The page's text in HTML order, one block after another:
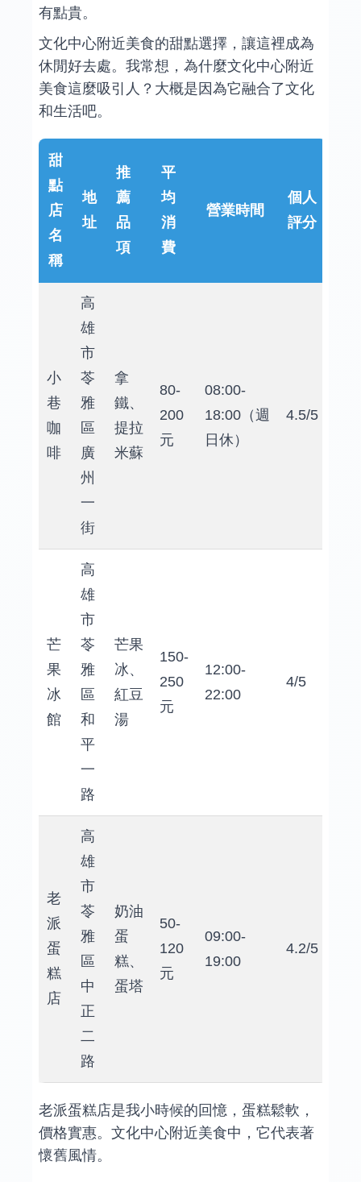
有點貴。
文化中心附近美食的甜點選擇，讓這裡成為
休閒好去處。我常想，為什麼文化中心附近
美食這麼吸引人？大概是因為它融合了文化
和生活吧。
甜
點
店
名
稱
地
址
推
薦
品
項
平
均
消
費
營業時間
個人
評分
小
巷
咖
啡
高
雄
市
苓
雅
區
廣
州
一
街
拿
鐵、
提拉
米蘇
80-
200
元
08:00-
18:00（週
日休）
4.5/5
芒
果
冰
館
高
雄
市
苓
雅
區
和
平
一
路
芒果
冰、
紅豆
湯
150-
250
元
12:00-
22:00
4/5
老
派
蛋
糕
店
高
雄
市
苓
雅
區
中
正
二
路
奶油
蛋
糕、
蛋塔
50-
120
元
09:00-
19:00
4.2/5
老派蛋糕店是我小時候的回憶，蛋糕鬆軟，
價格實惠。文化中心附近美食中，它代表著
懷舊風情。